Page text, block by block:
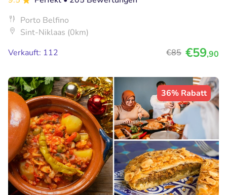
Porto Belfino
Sint-Niklaas (0km)
Verkauft: 112
€85 €59,90
36% Rabatt